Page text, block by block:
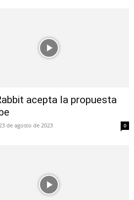
acepta la propuesta
de agosto de 2023 0